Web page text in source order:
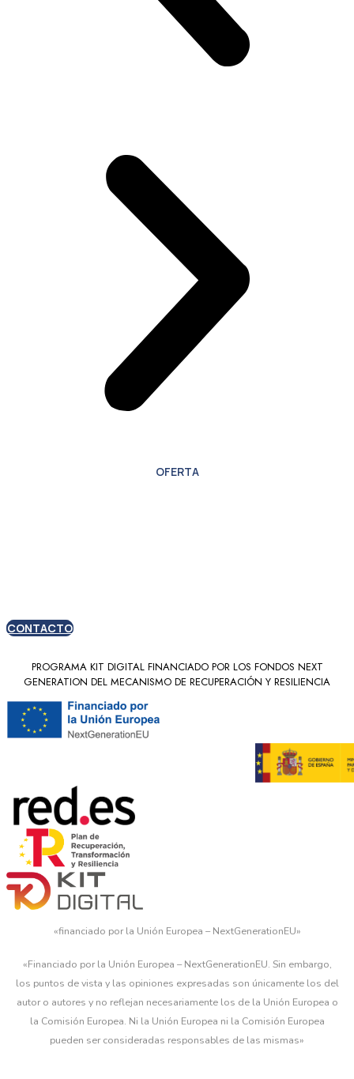
OFERTA
CONTACTO
PROGRAMA KIT DIGITAL FINANCIADO POR LOS FONDOS NEXT
GENERATION DEL MECANISMO DE RECUPERACIÓN Y RESILIENCIA
«financiado por la Unión Europea – NextGenerationEU»
«Financiado por la Unión Europea – NextGenerationEU. Sin embargo,
los puntos de vista y las opiniones expresadas son únicamente los del
autor o autores y no reflejan necesariamente los de la Unión Europea o
la Comisión Europea. Ni la Unión Europea ni la Comisión Europea
pueden ser consideradas responsables de las mismas»